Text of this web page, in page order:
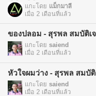
แกะโดย แม็กมาลี
เมื่อ 2 เดือนที่แล้ว
ของปลอม - สุรพล สมบัติเ
แกะโดย saiend
เมื่อ 2 เดือนที่แล้ว
หัวใจผมว่าง - สุรพล สมบั
แกะโดย saiend
เมื่อ 2 เดือนที่แล้ว